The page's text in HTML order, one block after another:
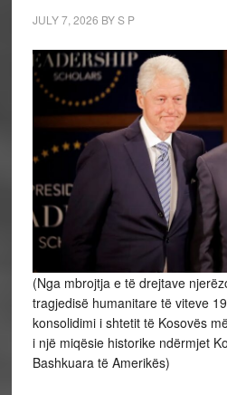
JULY 7, 2026 BYS P
(Nga mbrojtja e të drejtave
tragjedisë humanitare të viteve
konsolidimi i shtetit të Kosovës
i një miqësie historike ndërmjet
Bashkuara të Amerikës)